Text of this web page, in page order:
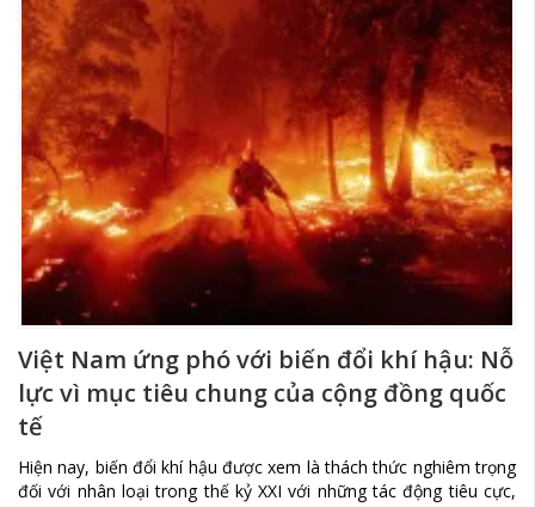
Việt Nam ứng phó với biến đổi khí hậu: Nỗ
lực vì mục tiêu chung của cộng đồng quốc
tế
Hiện nay, biến đổi khí hậu được xem là thách thức nghiêm trọng
đối với nhân loại trong thế kỷ XXI với những tác động tiêu cực,